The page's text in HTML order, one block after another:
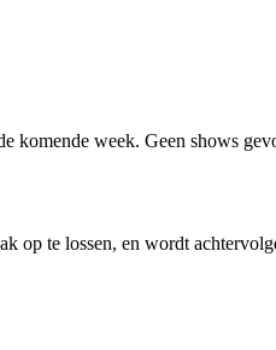
komende week. Geen shows
op te lossen, en wordt